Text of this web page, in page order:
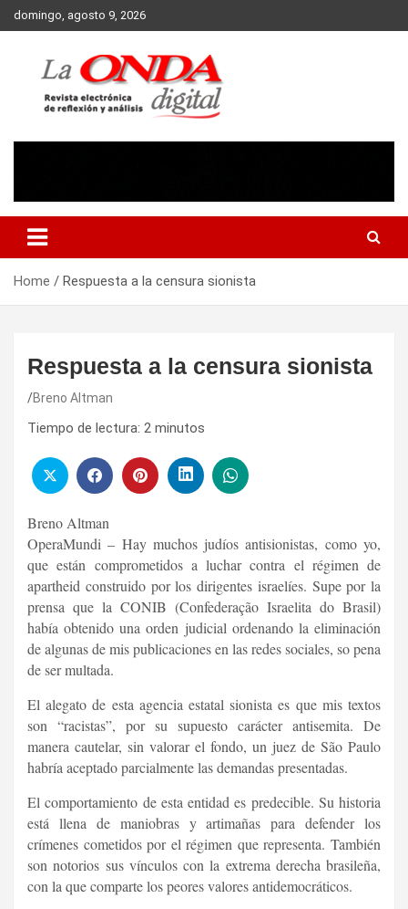
Skip
to
domingo, agosto 9, 2026
Home Respuesta a la censura sionista
Respuesta a la censura sionista
Breno Altman
Tiempo de lectura: 2 minutos
Breno Altman
OperaMundi – Hay muchos judíos antisionistas, como yo,
que están comprometidos a luchar contra el régimen de
apartheid construido por los dirigentes israelíes. Supe por la
prensa que la CONIB (Confederação Israelita do Brasil)
había obtenido una orden judicial ordenando la eliminación
de algunas de mis publicaciones en las redes sociales, so pena
de ser multada.
El alegato de esta agencia estatal sionista es que mis textos
son “racistas”, por su supuesto carácter antisemita. De
manera cautelar, sin valorar el fondo, un juez de São Paulo
habría aceptado parcialmente las demandas presentadas.
El comportamiento de esta entidad es predecible. Su historia
está llena de maniobras y artimañas para defender los
crímenes cometidos por el régimen que representa. También
son notorios sus vínculos con la extrema derecha brasileña,
con la que comparte los peores valores antidemocráticos.